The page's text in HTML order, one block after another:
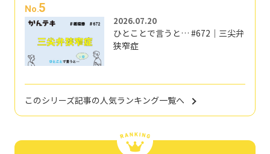
No.5
2026.07.20
ひとことで言うと… #672｜三尖弁
狭窄症
このシリーズ記事の人気ランキング一覧へ